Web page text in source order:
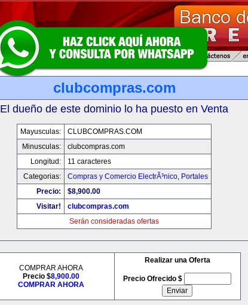
clubcompras.com
El dueño de este dominio lo ha puesto en Venta
Mayusculas:
CLUBCOMPRAS.COM
Minusculas:
clubcompras.com
Longitud:
11 caracteres
Categorias:
Compras y Comercio ElectrÃ³nico, Portales
Precio:
$8,900.00
Visitar!
clubcompras.com
Serán consideradas ofertas
COMPRAR AHORA
Precio $8,900.00
COMPRAR AHORA
Realizar una Oferta
Precio Ofrecido $